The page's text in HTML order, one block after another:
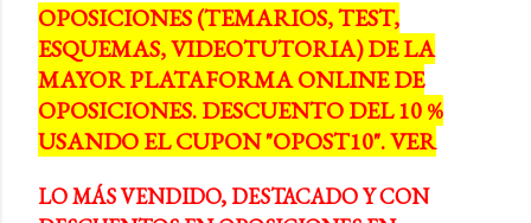
OPOSICIONES (TEMARIOS, TEST,
ESQUEMAS, VIDEOTUTORIA) DE LA
MAYOR PLATAFORMA ONLINE DE
OPOSICIONES. DESCUENTO DEL 10 %
USANDO EL CUPON "OPOST10". VER
LO MÁS VENDIDO, DESTACADO Y CON